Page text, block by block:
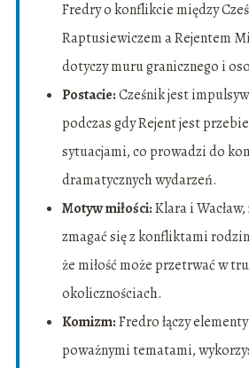
Fredry o konflikcie między
Raptusiewiczem a Rejentem
dotyczy muru granicznego i
Postacie:Cześnik jest
podczas gdy Rejent jest
sytuacjami, co prowadzi do
dramatycznych wydarzeń.
Motyw miłości:Klara i
zmagać się z konfliktami
że miłość może przetrwać w
okolicznościach.
Komizm:Fredro łączy
poważnymi tematami,